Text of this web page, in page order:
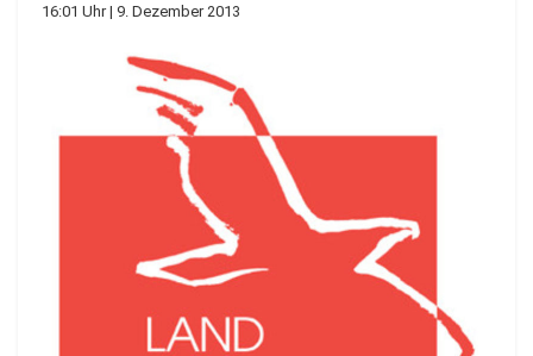
16:01 Uhr | 9. Dezember 2013